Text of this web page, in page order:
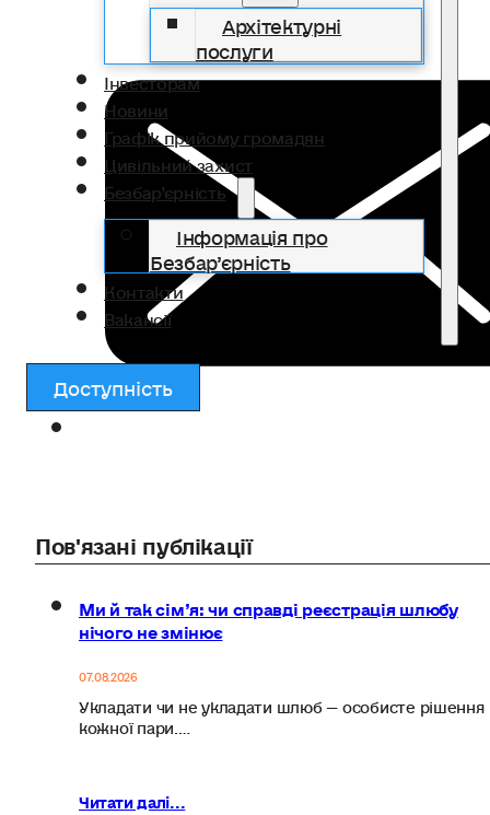
Архітектурні
послуги
Інвесторам
Новини
Графік прийому громадян
Цивільний захист
Безбар’єрність
Інформація про
Безбар’єрність
Контакти
Вакансії
Доступність
Пов'язані публікації
Ми й так сім’я: чи справді реєстрація шлюбу
нічого не змінює
07.08.2026
Укладати чи не укладати шлюб — особисте рішення
кожної пари.…
Читати далі...